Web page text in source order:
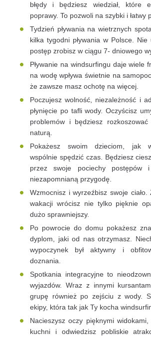
błędy i będziesz wiedział, które
poprawy. To pozwoli na szybki i łatwy
Tydzień pływania na wietrznych
kilka tygodni pływania w Polsce.
postęp zrobisz w ciągu 7- dniowego
Pływanie na windsurfingu daje wiele
na wodę wpływa świetnie na
że zawsze masz ochotę na więcej.
Poczujesz wolność, niezależność i
płynięcie po tafli wody. Oczyścisz
problemów i będziesz
naturą.
Pokażesz swoim dzieciom, jak
wspólnie spędzić czas. Będziesz
przez swoje pociechy postępów
niezapomnianą przygodę.
Wzmocnisz i wyrzeźbisz swoje ciało.
wakacji wrócisz nie tylko pięknie
dużo sprawniejszy.
Po powrocie do domu pokażesz
dyplom, jaki od nas otrzymasz.
wypoczynek był aktywny i
doznania.
Spotkania integracyjne to
wyjazdów. Wraz z innymi
grupę również po zejściu z wody.
ekipy, która tak jak Ty kocha
Nacieszysz oczy pięknymi
kuchni i odwiedzisz pobliskie